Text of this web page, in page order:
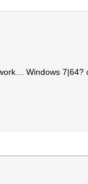
Windows 7|64?